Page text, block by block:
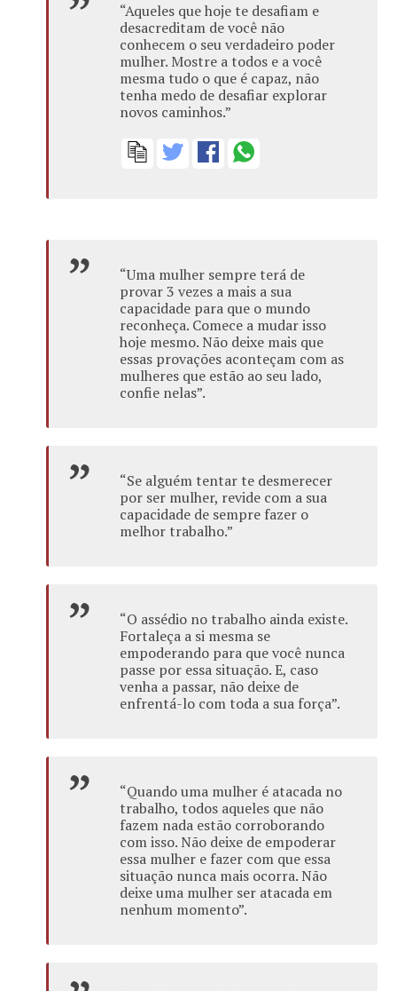
“Aqueles que hoje te desafiam e
desacreditam de você não
conhecem o seu verdadeiro poder
mulher. Mostre a todos e a você
mesma tudo o que é capaz, não
tenha medo de desafiar explorar
novos caminhos.”
“Uma mulher sempre terá de
provar 3 vezes a mais a sua
capacidade para que o mundo
reconheça. Comece a mudar isso
hoje mesmo. Não deixe mais que
essas provações aconteçam com as
mulheres que estão ao seu lado,
confie nelas”.
“Se alguém tentar te desmerecer
por ser mulher, revide com a sua
capacidade de sempre fazer o
melhor trabalho.”
“O assédio no trabalho ainda existe.
Fortaleça a si mesma se
empoderando para que você nunca
passe por essa situação. E, caso
venha a passar, não deixe de
enfrentá-lo com toda a sua força”.
“Quando uma mulher é atacada no
trabalho, todos aqueles que não
fazem nada estão corroborando
com isso. Não deixe de empoderar
essa mulher e fazer com que essa
situação nunca mais ocorra. Não
deixe uma mulher ser atacada em
nenhum momento”.